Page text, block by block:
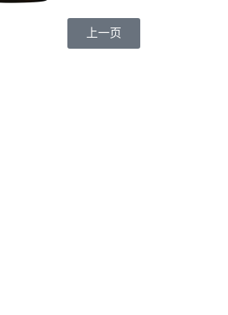
上一页